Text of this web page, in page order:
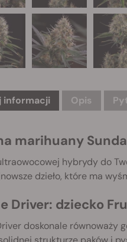
informacji Opis
marihuany
hybrydy do
dzieło, które ma
Driver: dziecko
doskonale równoważy